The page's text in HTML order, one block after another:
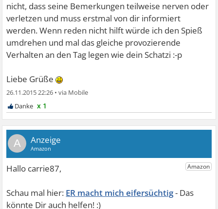
nicht, dass seine Bemerkungen teilweise nerven oder
verletzen und muss erstmal von dir informiert
werden. Wenn reden nicht hilft würde ich den Spieß
umdrehen und mal das gleiche provozierende
Verhalten an den Tag legen wie dein Schatzi :-p
Liebe Grüße
26.11.2015 22:26 •
x 1
A
ER macht mich eifersüchtig